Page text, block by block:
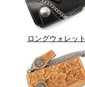
ロングウォレット